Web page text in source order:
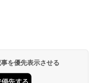
を優先表示させる